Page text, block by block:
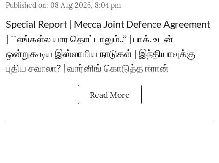
Published on: 08 Aug 2026, 8:04 pm
Special Report | Mecca Joint Defence Agreement
| ``எங்கள்ல யார தொட்டாலும்..’’ | பாக். உடன்
ஒன்றுகூடிய இஸ்லாமிய நாடுகள் | இந்தியாவுக்கு
புதிய சவாலா? | வார்னிங் கொடுத்த ஈரான்
Read More